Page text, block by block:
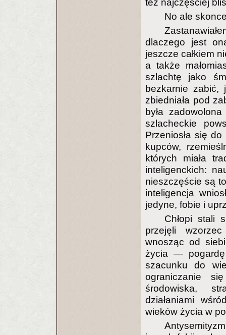
też najczęściej
No ale
dlaczego jest
jeszcze całkiem
a także
szlachtę jako
bezkarnie zabić,
zbiedniała pod
była
szlacheckie
Przeniosła się
kupców,
których miała
inteligenckich:
nieszczęście są
inteligencja
jedyne, fobie i
Chłopi stali
przejęli
wnosząc od
życia —
szacunku do
ograniczanie
środowiska,
działaniami
wieków życia w